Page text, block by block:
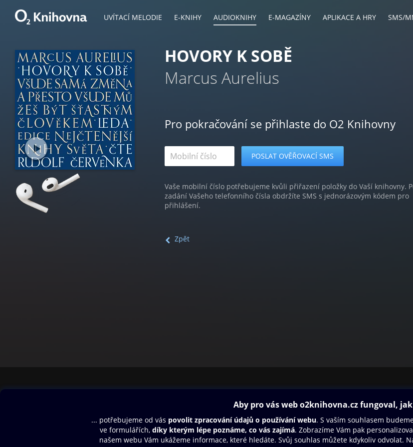
UVÍTACÍ MELODIE E-KNIHY AUDIOKNIHY E-MAGAZÍNY APLIKACE A HRY SMS/
HOVORY K SOBĚ
Marcus Aurelius
Pro pokračování se přihlaste do O2 Knihovny
Vaše mobilní číslo potřebujeme kvůli přiřazení položky do Vaší knihovny.
zadání Vašeho telefonního čísla obdržíte SMS s jednorázovým kódem pro
přihlášení.
Zpět
Aplikace a hry
SMS/MMS Info
Blog
Dárkový poukaz
Nápověda
Oneplay Originály
Sport